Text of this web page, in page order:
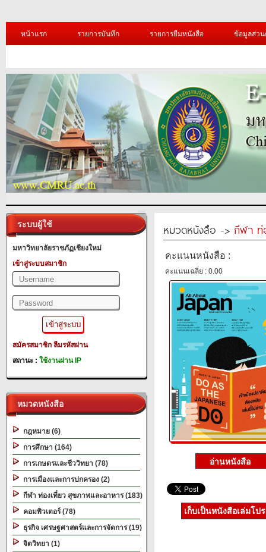
หน้าแรก รายการบันทึก รายการยืมหนังสือ ข้อมูลส่ว
ระบบผู้ใช้
มหาวิทยาลัยราชภัฏเชียงใหม่
เข้าสู่ระบบสมาชิก
สมัครสมาชิก ลืมรหัสผ่าน
สถานะ : ใช้งานผ่าน IP
หมวดหนังสือ
กฎหมาย (6)
การศึกษา (164)
การเกษตรและชีววิทยา (78)
การเมืองและการปกครอง (2)
กีฬา ท่องเที่ยว สุขภาพและอาหาร (183)
คอมพิวเตอร์ (78)
ธุรกิจ เศรษฐศาสตร์และการจัดการ (19)
จิตวิทยา (1)
หมวดหนังสือ -> กีฬา ท่
คะแนนหนังสือ :
คะแนนเฉลี่ย : 0.00
เก็บเป็นหนังสือเล่มโป